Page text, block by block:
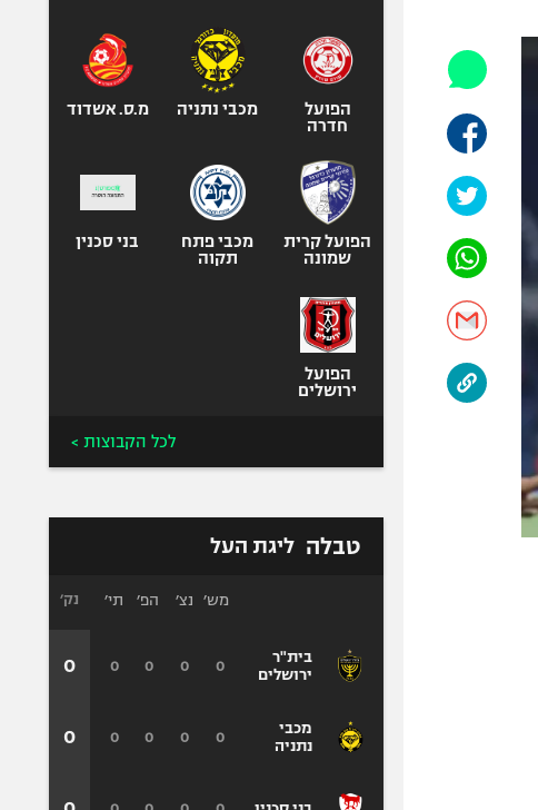
אופניים
ספורט מוטורי
כדורמים
בייסבול MLB
ספורט אתגרי
אומנויות לחימה
הפועל
חדרה
מכבי נתניה מ.ס. אשדוד
הפועל קרית
שמונה
מכבי פתח
תקוה
בני סכנין
הפועל
ירושלים
לכל הקבוצות >
טבלה ליגת העל
בית"ר
ירושלים
מכבי
נתניה
מש׳ נצ׳ הפ׳ תי׳
0
0
0
0
0
0
0
0
נק׳
0
0